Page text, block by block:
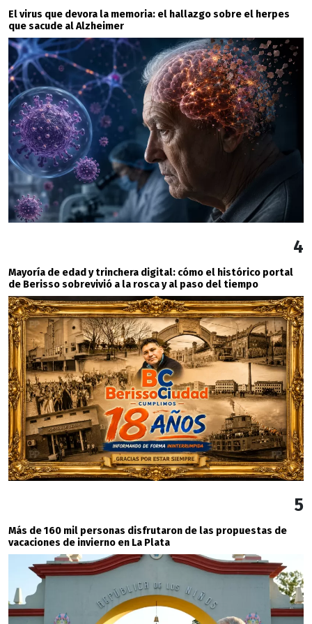
El virus que devora la memoria: el hallazgo sobre el herpes
que sacude al Alzheimer
4
Mayoría de edad y trinchera digital: cómo el histórico portal
de Berisso sobrevivió a la rosca y al paso del tiempo
5
Más de 160 mil personas disfrutaron de las propuestas de
vacaciones de invierno en La Plata